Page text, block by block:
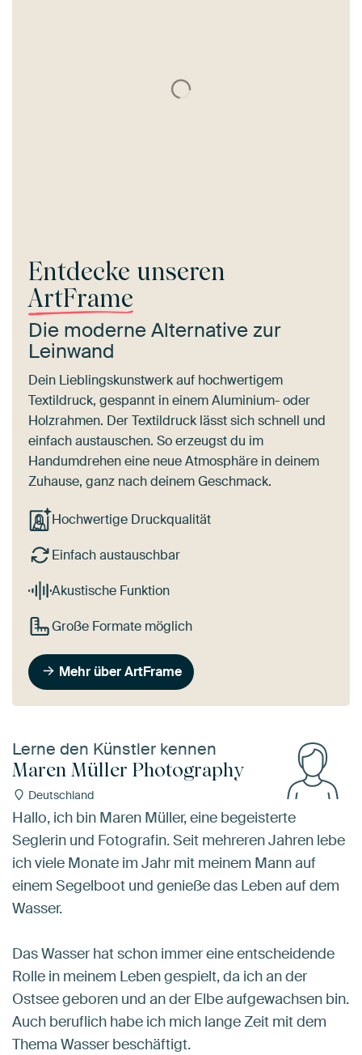
Entdecke unseren
ArtFrame
Die moderne Alternative zur
Leinwand
Dein Lieblingskunstwerk auf hochwertigem
Textildruck, gespannt in einem Aluminium- oder
Holzrahmen. Der Textildruck lässt sich schnell und
einfach austauschen. So erzeugst du im
Handumdrehen eine neue Atmosphäre in deinem
Zuhause, ganz nach deinem Geschmack.
Hochwertige Druckqualität
Einfach austauschbar
Akustische Funktion
Große Formate möglich
Mehr über ArtFrame
Lerne den Künstler kennen
Maren Müller Photography
Deutschland
Hallo, ich bin Maren Müller, eine begeisterte
Seglerin und Fotografin. Seit mehreren Jahren lebe
ich viele Monate im Jahr mit meinem Mann auf
einem Segelboot und genieße das Leben auf dem
Wasser.
Das Wasser hat schon immer eine entscheidende
Rolle in meinem Leben gespielt, da ich an der
Ostsee geboren und an der Elbe aufgewachsen bin.
Auch beruflich habe ich mich lange Zeit mit dem
Thema Wasser beschäftigt.